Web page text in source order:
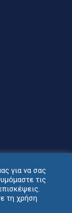
για να σας
τις
τη χρήση